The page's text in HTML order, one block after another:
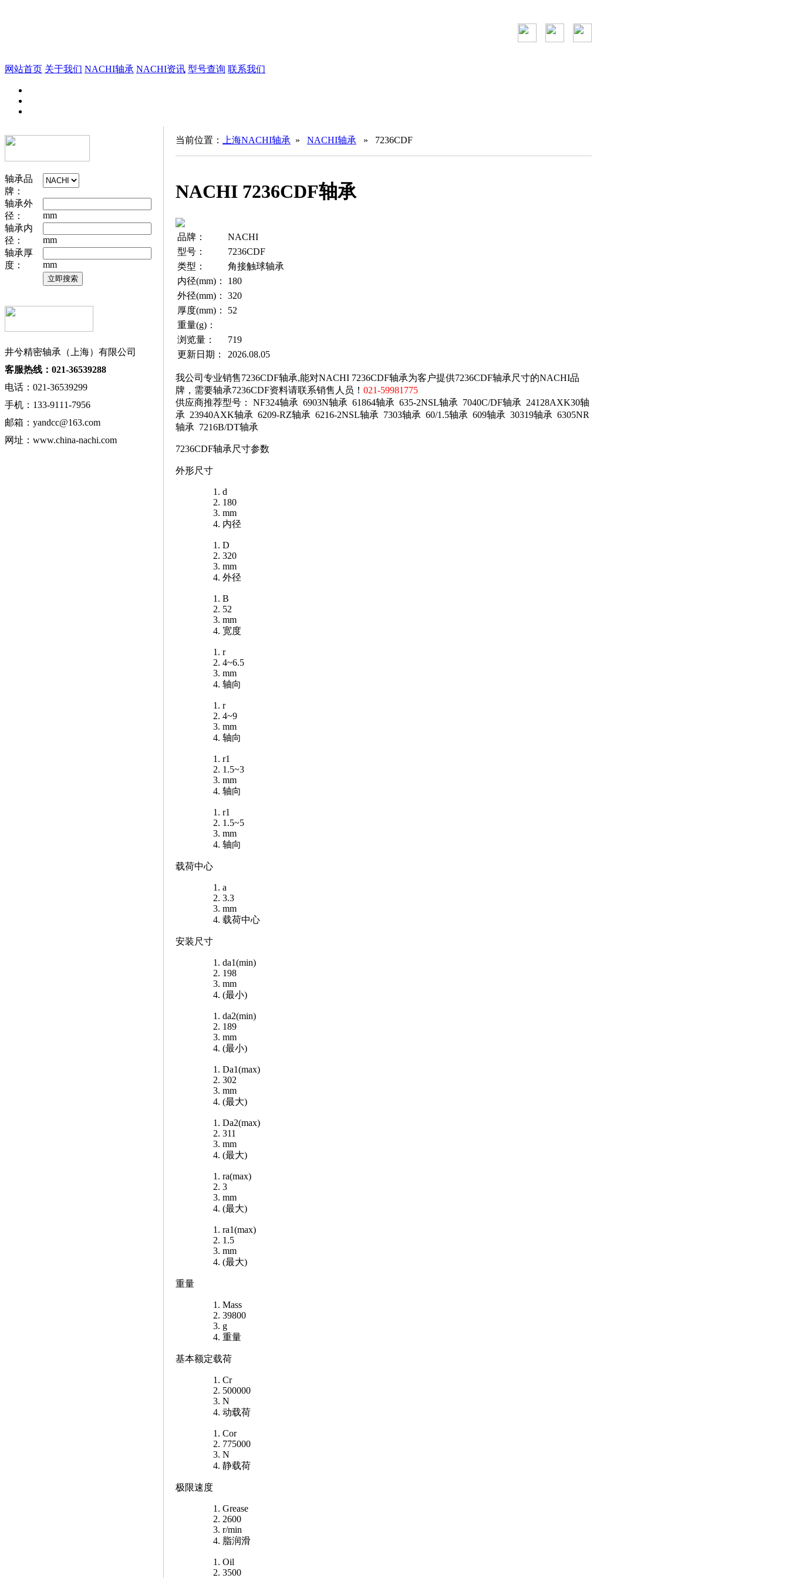
网站首页 关于我们 NACHI轴承 NACHI资讯 型号查询 联系我们
轴承品
牌：
轴承外
径：
mm
轴承内
径：
mm
轴承厚
度：
mm
井兮精密轴承（上海）有限公司
客服热线：021-36539288
电话：021-36539299
手机：133-9111-7956
邮箱：yandcc@163.com
网址：www.china-nachi.com
当前位置： 上海NACHI轴承 » NACHI轴承 » 7236CDF
NACHI 7236CDF轴承
品牌：
NACHI
型号：
7236CDF
类型：
角接触球轴承
内径(mm)：
180
外径(mm)：
320
厚度(mm)：
52
重量(g)：
浏览量：
719
更新日期：
2026.08.05
我公司专业销售7236CDF轴承,能对NACHI 7236CDF轴承为客户提供7236CDF轴承尺寸的NACHI品
牌，需要轴承7236CDF资料请联系销售人员！ 021-59981775
供应商推荐型号： NF324轴承 6903N轴承 61864轴承 635-2NSL轴承 7040C/DF轴承 24128AXK30轴
承 23940AXK轴承 6209-RZ轴承 6216-2NSL轴承 7303轴承 60/1.5轴承 609轴承 30319轴承 6305NR
轴承 7216B/DT轴承
7236CDF轴承尺寸参数
外形尺寸
d
180
mm
内径
D
320
mm
外径
B
52
mm
宽度
r
4~6.5
mm
轴向
r
4~9
mm
轴向
r1
1.5~3
mm
轴向
r1
1.5~5
mm
轴向
载荷中心
a
3.3
mm
载荷中心
安装尺寸
da1(min)
198
mm
(最小)
da2(min)
189
mm
(最小)
Da1(max)
302
mm
(最大)
Da2(max)
311
mm
(最大)
ra(max)
3
mm
(最大)
ra1(max)
1.5
mm
(最大)
重量
Mass
39800
g
重量
基本额定载荷
Cr
500000
N
动载荷
Cor
775000
N
静载荷
极限速度
Grease
2600
r/min
脂润滑
Oil
3500